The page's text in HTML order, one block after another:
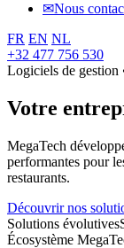
✉Nous
FR EN NL
+32 477 756 530
Logiciels de gestion
Votre
MegaTech
performantes pour
restaurants.
Découvrir nos
Solutions évolutives
Écosystème